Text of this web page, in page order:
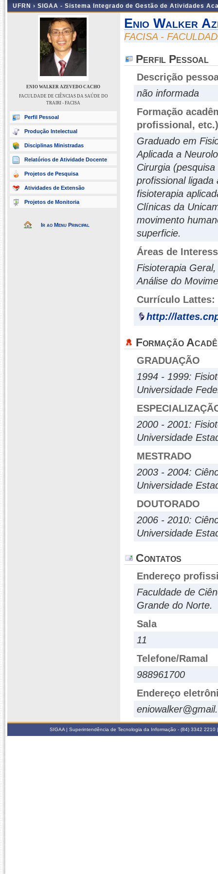
UFRN › SIGAA - Sistema Integrado de Gestão de Atividades
ENIO WALKER AZEVEDO CACHO
FACULDADE DE CIÊNCIAS DA SAÚDE DO
TRAIRI - FACISA
Perfil Pessoal
Produção Intelectual
Disciplinas Ministradas
Relatórios de Atividade Docente
Projetos de Pesquisa
Atividades de Extensão
Projetos de Monitoria
Ir ao Menu Principal
Enio Walker
FACISA -
Perfil Pessoal
Descrição
não informada
Formação
profissional, etc.)
Graduado em
Aplicada a
Cirurgia
profissional
fisioterapia
Clínicas da
movimento
superficie.
Áreas de
Fisioterapia
Análise do
Currículo Lattes:
http://
Formação
GRADUAÇÃO
1994 - 1999:
Universidade
2000 - 2001:
Universidade
MESTRADO
2003 - 2004:
Universidade
DOUTORADO
2006 - 2010:
Universidade
Contatos
Endereço
Faculdade de
Grande do Norte.
Sala
11
Telefone/Ramal
988961700
Endereço
SIGAA | Superintendência de Tecnologia da Informação - (84) 3342